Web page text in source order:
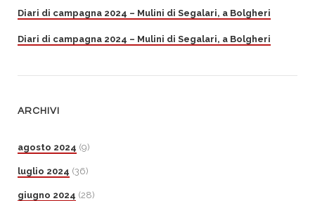
Diari di campagna 2024 – Mulini di Segalari, a Bolgheri
Diari di campagna 2024 – Mulini di Segalari, a Bolgheri
ARCHIVI
agosto 2024 (9)
luglio 2024 (36)
giugno 2024 (28)